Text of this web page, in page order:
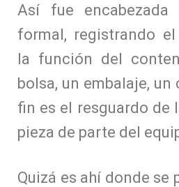
Así fue encabezada
formal, registrando
la función del
bolsa, un embalaje,
fin es el resguardo de
pieza de parte del
Quizá es ahí donde se